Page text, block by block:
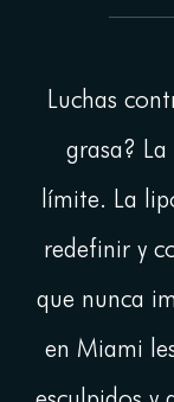
Luchas
grasa?
límite. La
redefinir y
que nunca
en Miami